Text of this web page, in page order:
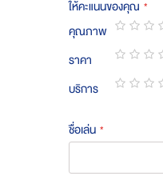
ให้คะแนนของคุณ
คุณภาพ
1
star
2
stars
3
stars
4
stars
5
stars
ราคา
1
star
2
stars
3
stars
4
stars
5
stars
บริการ
ชื่อเล่น